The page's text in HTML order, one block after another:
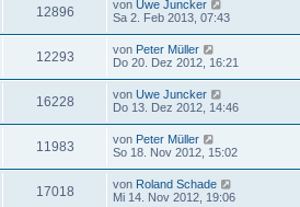
12896 von Uwe Juncker
Sa 2. Feb 2013, 07:43
12293 von Peter Müller
Do 20. Dez 2012, 16:21
16228 von Uwe Juncker
Do 13. Dez 2012, 14:46
11983 von Peter Müller
So 18. Nov 2012, 15:02
17018 von Roland Schade
Mi 14. Nov 2012, 19:06